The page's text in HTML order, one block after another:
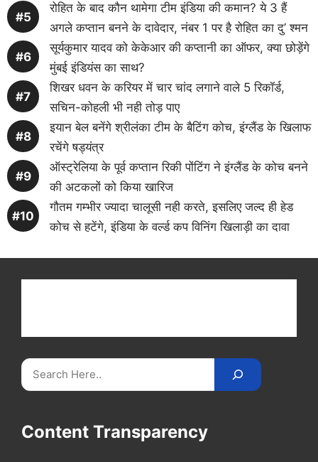
रोहित के बाद कौन थामेगा टीम इंडिया की कमान? ये 3 हैं
अगले कप्तान बनने के दावेदार, नंबर 1 पर है रोहित का दु’ श्मन
सूर्यकुमार यादव को केकेआर की कप्तानी का ऑफर, क्या छोड़ेंगे
मुंबई इंडियंस का साथ?
शिखर धवन के करियर में चार चांद लगाने वाले 5 रिकॉर्ड,
सचिन-कोहली भी नही तोड़ पाए
इयान बेल बनेंगे श्रीलंका टीम के बैटिंग कोच, इंग्लैंड के खिलाफ
रचेंगे षड्यंत्र
ऑस्ट्रेलिया के पूर्व कप्तान रिकी पोंटिंग ने इंग्लैंड के कोच बनने
की अटकलों को किया खारिज
गौतम गम्भीर ज्यादा चालूसी नही करते, इसलिए जल्द ही हेड
कोच से हटेंगे, इंडिया के वर्ल्ड कप विनिंग खिलाड़ी का दावा
Search
Content Transparency